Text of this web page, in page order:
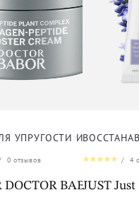
ДЛЯ ЛИЦА
Cream
УПРУГОСТИ И
0 отзывов
DOCTOR BABOR
/ 4
JUST